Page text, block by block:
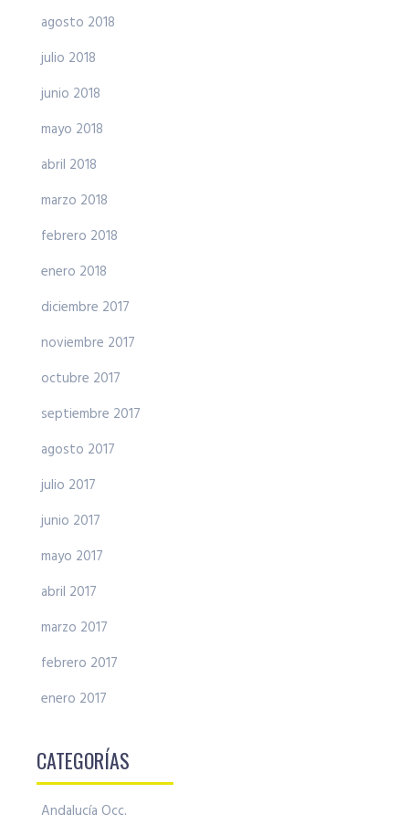
agosto 2018
julio 2018
junio 2018
mayo 2018
abril 2018
marzo 2018
febrero 2018
enero 2018
diciembre 2017
noviembre 2017
octubre 2017
septiembre 2017
agosto 2017
julio 2017
junio 2017
mayo 2017
abril 2017
marzo 2017
febrero 2017
enero 2017
CATEGORÍAS
Andalucía Occ.